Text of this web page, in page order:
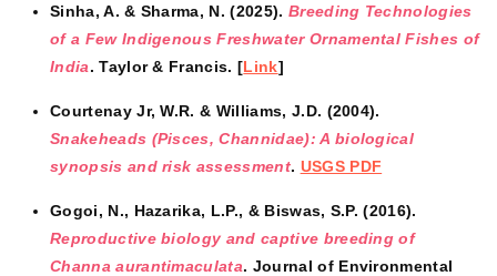
Sinha, A. & Sharma, N. (2025). Breeding Technologies
of a Few Indigenous Freshwater Ornamental Fishes of
India. Taylor & Francis. [Link]
Courtenay Jr, W.R. & Williams, J.D. (2004).
Snakeheads (Pisces, Channidae): A biological
synopsis and risk assessment. USGS PDF
Gogoi, N., Hazarika, L.P., & Biswas, S.P. (2016).
Reproductive biology and captive breeding of
Channa aurantimaculata. Journal of Environmental